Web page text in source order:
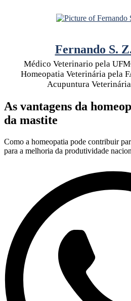
Fernando S.
Médico Veterinario pela
Homeopatia Veterinária pela
Acupuntura
As vantagens da
da mastite
Como a homeopatia pode contribuir
para a melhoria da produtividade